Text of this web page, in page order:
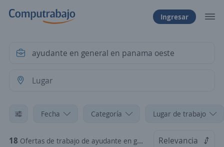
Ingresar
Fecha Categoría Lugar de trabajo
18 Ofertas de trabajo de ayudante en general en panama oeste Relevancia